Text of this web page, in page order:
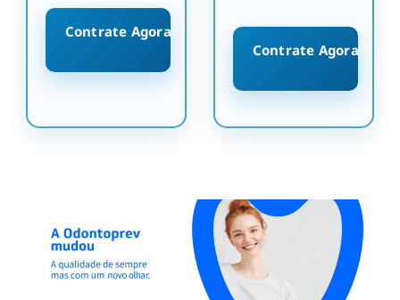
Contrate Agora
Contrate Agora